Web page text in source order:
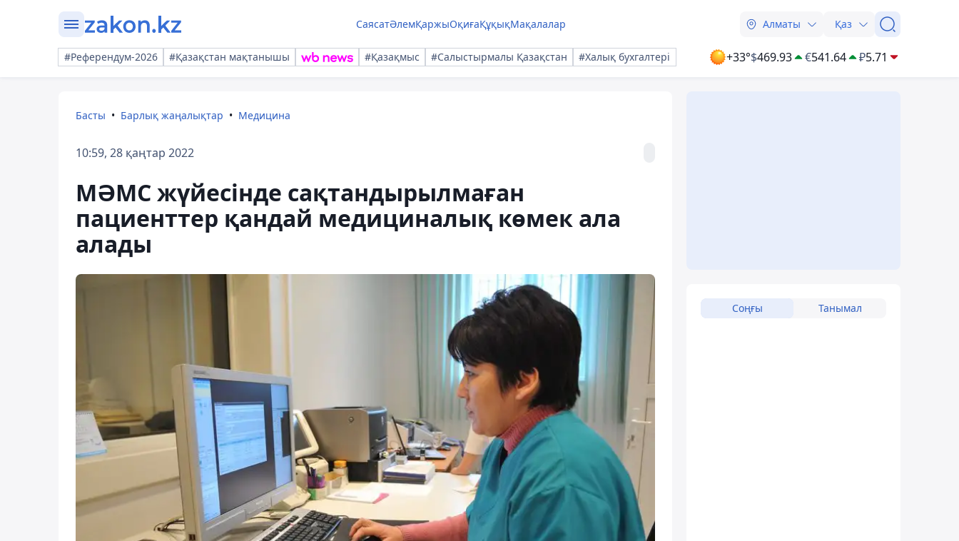
СаясатӘлемҚаржыОқиғаҚұқықМақалалар Алматы Қаз
#Референдум-2026 #Қазақстан мақтанышы #Қазақмыс #Салыстырмалы Қазақстан #Халық бухгалтері +33°$469.93 €541.64 ₽5.71
Басты Барлық жаңалықтар Медицина
10:59, 28 қаңтар 2022
МӘМС жүйесінде сақтандырылмаған
пациенттер қандай медициналық көмек ала
алады
Соңғы Танымал